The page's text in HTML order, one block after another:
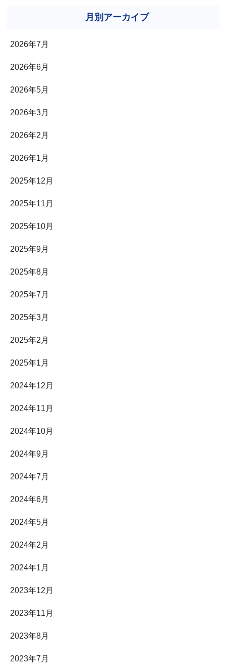
ー
月別アーカイブ
2026年7月
2026年6月
2026年5月
2026年3月
2026年2月
2026年1月
2025年12月
2025年11月
2025年10月
2025年9月
2025年8月
2025年7月
2025年3月
2025年2月
2025年1月
2024年12月
2024年11月
2024年10月
2024年9月
2024年7月
2024年6月
2024年5月
2024年2月
2024年1月
2023年12月
2023年11月
2023年8月
2023年7月